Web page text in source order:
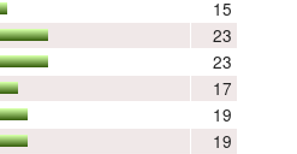
15
23
23
17
19
19